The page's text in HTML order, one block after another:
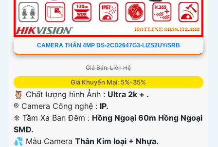
CAMERA THÂN 4MP DS-2CD2647G3-LIZS2UY/SRB
Giá Bán: Liên Hệ
Giá Khuyến Mại: 5%-35%
🦉 Chất lượng hình Ảnh : Ultra 2k + .
®️ Camera Công nghệ : IP.
❈ Tầm Xa Ban Đêm : Hồng Ngoại 60m Hồng Ngoại
SMD.
💦 Mẫu Camera Thân Kim loại + Nhựa.